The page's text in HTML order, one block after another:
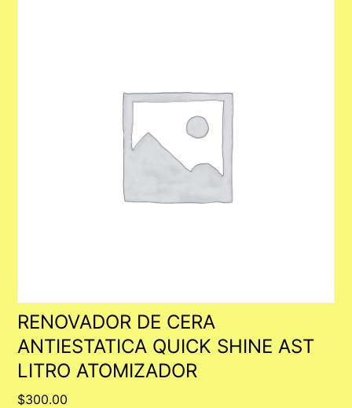
RENOVADOR DE CERA
ANTIESTATICA QUICK SHINE AST
LITRO ATOMIZADOR
$300.00